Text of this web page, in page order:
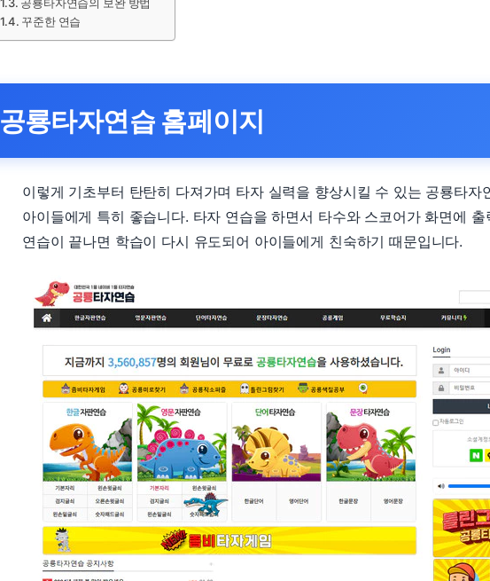
꾸준한 연습
공룡타자연습 홈페이지
이렇게 기초부터 탄탄히 다져가며 타자 실력을 향상시킬 수 있는 공룡타자
아이들에게 특히 좋습니다. 타자 연습을 하면서 타수와 스코어가 화면에 출
연습이 끝나면 학습이 다시 유도되어 아이들에게 친숙하기 때문입니다.